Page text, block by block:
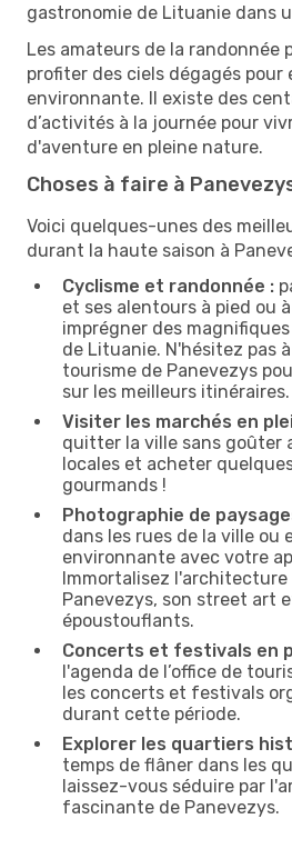
gastronomie de Lituanie dans
Les amateurs de la randonnée
profiter des ciels dégagés pour
environnante. Il existe des
d’activités à la journée pour
d'aventure en pleine nature.
Choses à faire à
Voici quelques-unes des
durant la haute saison à
Cyclisme et randonnée :
et ses alentours à pied ou
imprégner des
de Lituanie. N'hésitez pas
tourisme de Panevezys
sur les meilleurs itinéraires.
Visiter les marchés en
quitter la ville sans goûter
locales et acheter
gourmands !
Photographie de
dans les rues de la ville ou
environnante avec votre
Immortalisez l'architecture
Panevezys, son street art
époustouflants.
Concerts et festivals en
l'agenda de l’office de
les concerts et festivals
durant cette période.
Explorer les quartiers
temps de flâner dans les
laissez-vous séduire par
fascinante de Panevezys.